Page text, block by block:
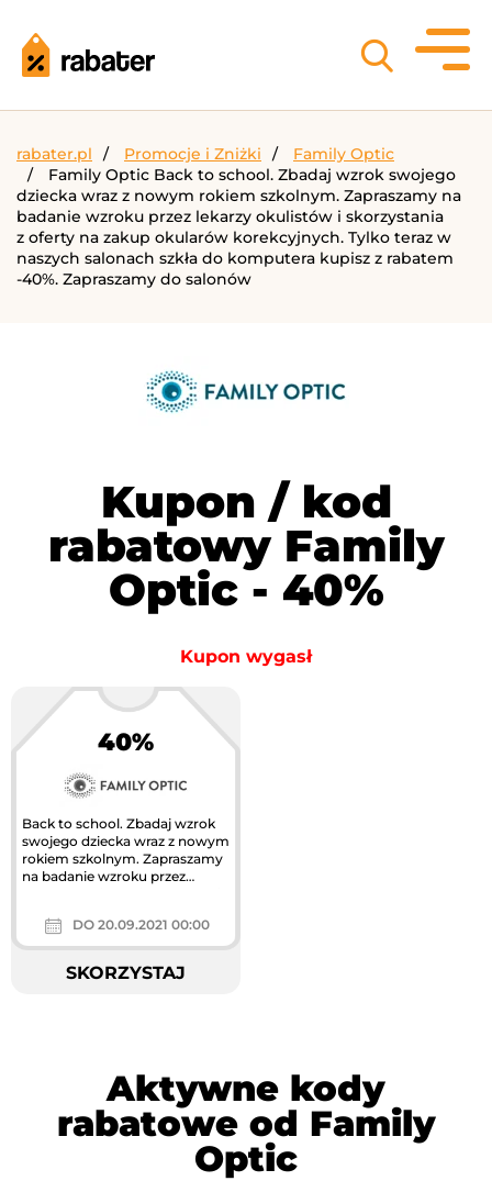
rabater.pl Promocje i Zniżki
Family Optic
Family Optic Back to school. Zbadaj wzrok swojego
dziecka wraz z nowym rokiem szkolnym. Zapraszamy na
badanie wzroku przez lekarzy okulistów i skorzystania
z oferty na zakup okularów korekcyjnych. Tylko teraz w
naszych salonach szkła do komputera kupisz z rabatem
-40%. Zapraszamy do salonów
Kupon / kod
rabatowy Family
Optic - 40%
Kupon wygasł
40%
Back to school. Zbadaj wzrok
swojego dziecka wraz z nowym
rokiem szkolnym. Zapraszamy
na badanie wzroku przez
DO 20.09.2021 00:00
Największa akcja
rabatowa w Polsce
SKORZYSTAJ
Aktywne kody
rabatowe od Family
Optic